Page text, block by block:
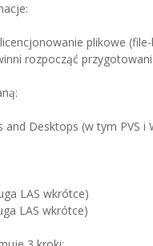
plikowe
rozpocząć
and Desktops (w tym PVS i
LAS wkrótce)
LAS wkrótce)